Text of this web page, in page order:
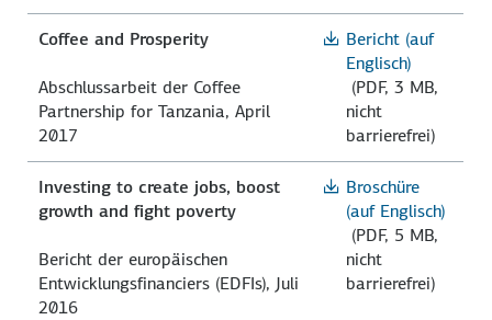
Coffee and Prosperity
Abschlussarbeit der Coffee
Partnership for Tanzania, April
2017
Bericht (auf
Englisch)
(PDF, 3 MB,
nicht
barrierefrei)
Investing to create jobs, boost
growth and fight poverty
Bericht der europäischen
Entwicklungsfinanciers (EDFIs), Juli
2016
Broschüre
(auf Englisch)
(PDF, 5 MB,
nicht
barrierefrei)